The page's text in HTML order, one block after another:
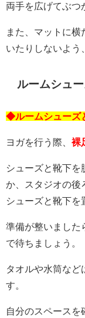
両手を広げてぶつ
また、マットに
いたりしないよう
ルームシュ
◆ルームシューズ
ヨガを行う際、 裸
シューズと靴下を
か、スタジオの後
シューズと靴下を
準備が整いました
で待ちましょう。
タオルや水筒など
す。
自分のスペースを